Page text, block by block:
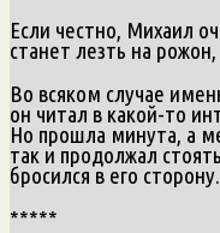
Если честно, Михаил
станет лезть на
Во всяком случае
он читал в какой-то
Но прошла минута, а
так и продолжал
бросился в его
*****